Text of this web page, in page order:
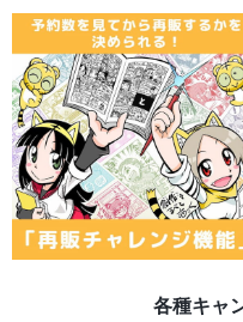
各種キャ